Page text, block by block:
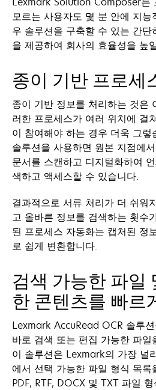
모르는 사용자도 몇 분 안에 지능
우 솔루션을 구축할 수 있는 간단
을 제공하여 회사의 효율성을 높
종이 기반 프로세
종이 기반 정보를 처리하는 것은
러한 프로세스가 여러 위치에 걸
이 참여해야 하는 경우 더욱 그
솔루션을 사용하면 원본 지점에
문서를 스캔하고 디지털화하여
색하고 액세스할 수 있습니다.
결과적으로 서류 처리가 더 쉬워
고 올바른 정보를 검색하는 횟수
된 프로세스 자동화는 캡처된 정
로 쉽게 변환합니다.
검색 가능한 파일
한 콘텐츠를 빠르
Lexmark AccuRead OCR 솔루
바로 검색 또는 편집 가능한 파일
이 솔루션은 Lexmark의 가장 널
에서 선택 가능한 파일 형식 목
PDF, RTF, DOCX 및 TXT 파일